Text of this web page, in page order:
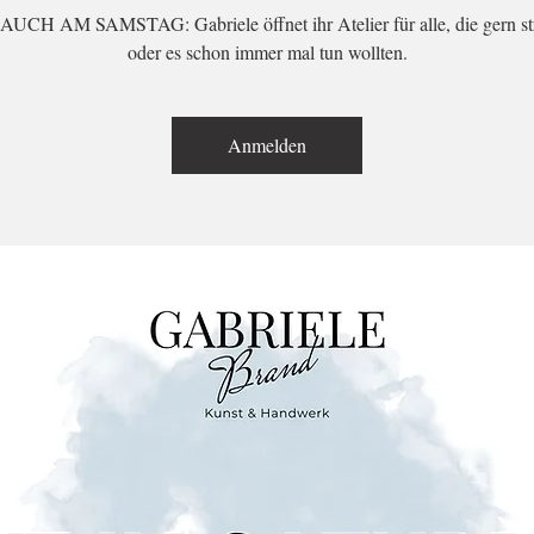
AM SAMSTAG: Gabriele öffnet ihr Atelier für alle, die gern
oder es schon immer mal tun wollten.
Anmelden